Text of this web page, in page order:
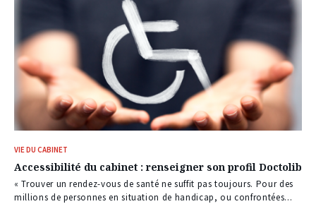
VIE DU CABINET
Accessibilité du cabinet : renseigner son profil Doctolib
« Trouver un rendez-vous de santé ne suffit pas toujours. Pour des
millions de personnes en situation de handicap, ou confrontées...